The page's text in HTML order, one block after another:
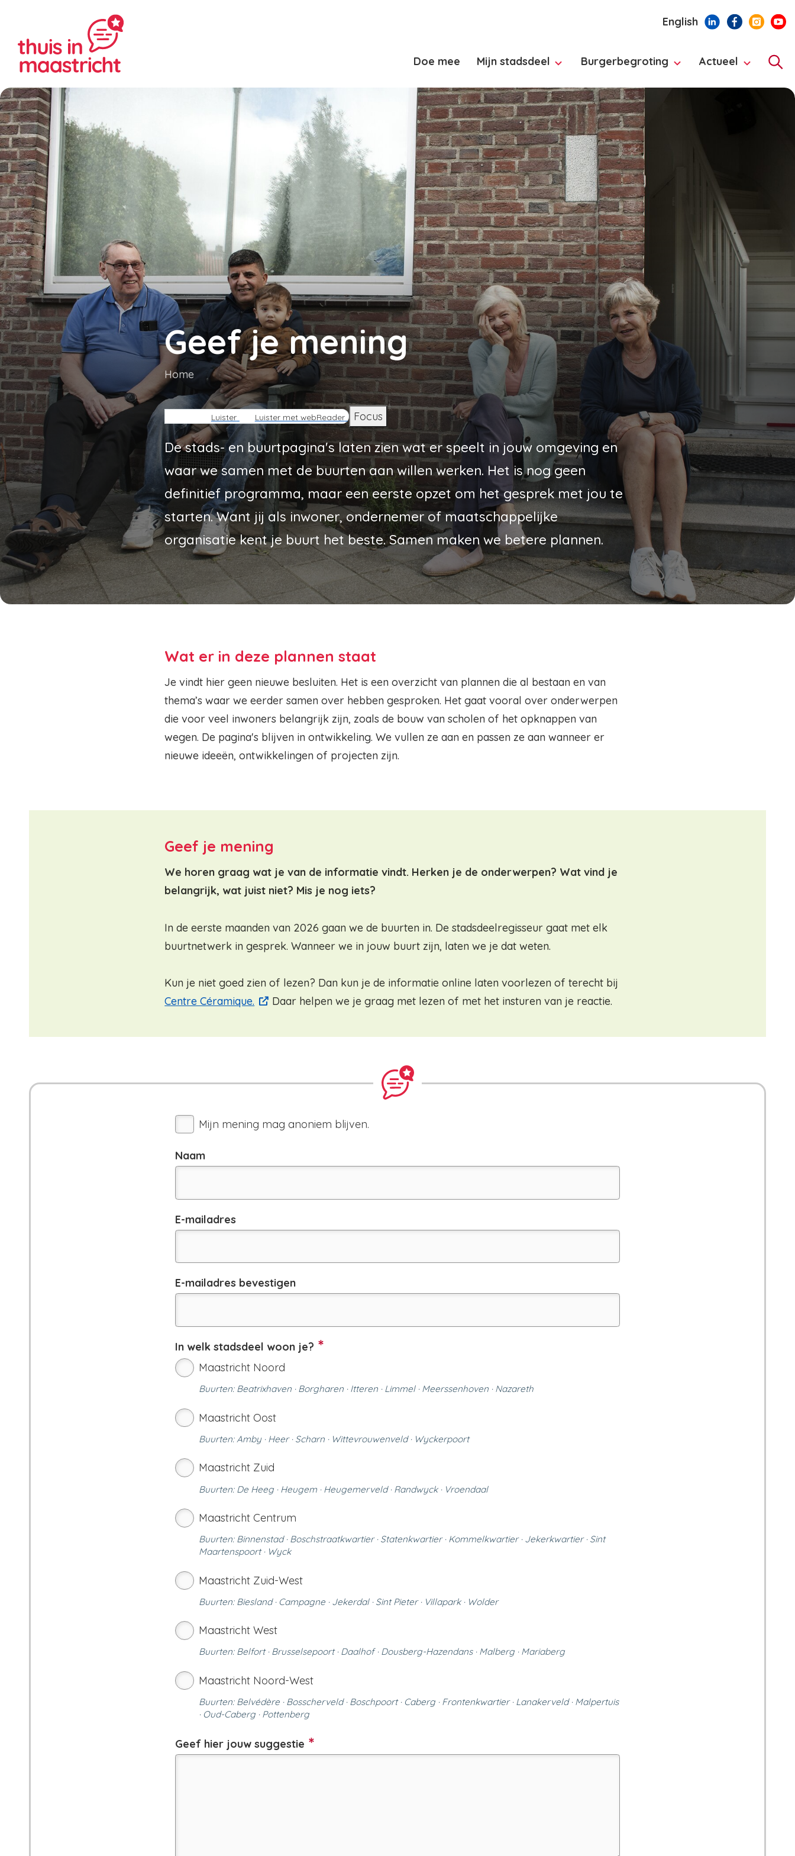
English
Doe mee Mijn stadsdeel Burgerbegroting Actueel
Geef je mening
Kruimelpad
Home
Luister Luister met webReader Focus
De stads- en buurtpagina's laten zien wat er speelt in jouw omgeving en
waar we samen met de buurten aan willen werken. Het is nog geen
definitief programma, maar een eerste opzet om het gesprek met jou te
starten. Want jij als inwoner, ondernemer of maatschappelijke
organisatie kent je buurt het beste. Samen maken we betere plannen.
Wat er in deze plannen staat
Je vindt hier geen nieuwe besluiten. Het is een overzicht van plannen die al bestaan en van
thema’s waar we eerder samen over hebben gesproken. Het gaat vooral over onderwerpen
die voor veel inwoners belangrijk zijn, zoals de bouw van scholen of het opknappen van
wegen. De pagina's blijven in ontwikkeling. We vullen ze aan en passen ze aan wanneer er
nieuwe ideeën, ontwikkelingen of projecten zijn.
Geef je mening
We horen graag wat je van de informatie vindt. Herken je de onderwerpen? Wat vind je
belangrijk, wat juist niet? Mis je nog iets?
In de eerste maanden van 2026 gaan we de buurten in. De stadsdeelregisseur gaat met elk
buurtnetwerk in gesprek. Wanneer we in jouw buurt zijn, laten we je dat weten.
Kun je niet goed zien of lezen? Dan kun je de informatie online laten voorlezen of terecht bij
Centre Céramique.
Daar helpen we je graag met lezen of met het insturen van je reactie.
Mijn mening mag anoniem blijven.
Naam
E-mailadres
E-mailadres bevestigen
In welk stadsdeel woon je?
Maastricht Noord
Buurten: Beatrixhaven · Borgharen · Itteren · Limmel · Meerssenhoven · Nazareth
Maastricht Oost
Buurten: Amby · Heer · Scharn · Wittevrouwenveld · Wyckerpoort
Maastricht Zuid
Buurten: De Heeg · Heugem · Heugemerveld · Randwyck · Vroendaal
Maastricht Centrum
Buurten: Binnenstad · Boschstraatkwartier · Statenkwartier · Kommelkwartier · Jekerkwartier · Sint
Maartenspoort · Wyck
Maastricht Zuid-West
Buurten: Biesland · Campagne · Jekerdal · Sint Pieter · Villapark · Wolder
Maastricht West
Buurten: Belfort · Brusselsepoort · Daalhof · Dousberg-Hazendans · Malberg · Mariaberg
Maastricht Noord-West
Buurten: Belvédère · Bosscherveld · Boschpoort · Caberg · Frontenkwartier · Lanakerveld · Malpertuis
· Oud-Caberg · Pottenberg
Geef hier jouw suggestie